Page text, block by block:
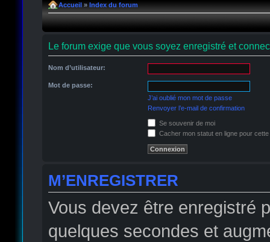
Accueil » Index du forum
Le forum exige que vous soyez enregistré et
Nom d’utilisateur:
Mot de passe:
J’ai oublié mon mot de passe
Renvoyer l’e-mail de confirmation
Se souvenir de moi
Cacher mon statut en ligne pour
M’ENREGISTRER
Vous devez être enregistré
quelques secondes et